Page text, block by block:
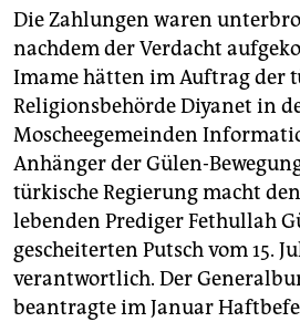
Die Zahlungen waren
nachdem der Verdacht
Imame hätten im Auftrag der
Religionsbehörde Diyanet in
Moscheegemeinden
Anhänger der Gülen-
türkische Regierung macht
lebenden Prediger Fethullah
gescheiterten Putsch vom 15.
verantwortlich. Der
beantragte im Januar